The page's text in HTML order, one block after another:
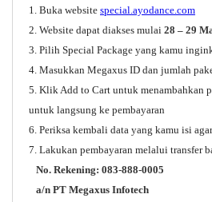
1. Buka website special.ayodance.com
2. Website dapat diakses mulai 28 – 29
3. Pilih Special Package yang kamu
4. Masukkan Megaxus ID dan jumlah
5. Klik Add to Cart untuk menambahkan
untuk langsung ke pembayaran
6. Periksa kembali data yang kamu isi
7. Lakukan pembayaran melalui transfer
No. Rekening: 083-888-0005
a/n PT Megaxus Infotech